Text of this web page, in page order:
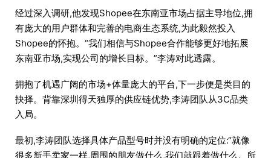
经过深入调研,他发现Shopee在东南亚市场占据主导地位,拥
有庞大的用户群体和完善的电商生态系统,为此毅然投入
Shopee的怀抱。“我们相信与Shopee合作能够更好地拓展
东南亚市场,实现公司的增长目标。”李涛对此透露。
拥抱了机遇广阔的市场+体量庞大的平台,下一步便是类目的
抉择。背靠深圳得天独厚的供应链优势,李涛团队从3C品类
入局。
最初,李涛团队选择具体产品型号时并没有明确的定位:“就像
很多新手卖家一样,周围的朋友做什么,我们就跟着做什么。所